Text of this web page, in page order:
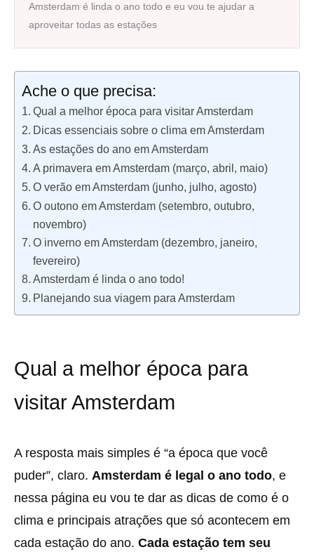
Amsterdam é linda o ano todo e eu vou te ajudar a
aproveitar todas as estações
Ache o que precisa:
Qual a melhor época para visitar Amsterdam
Dicas essenciais sobre o clima em Amsterdam
As estações do ano em Amsterdam
A primavera em Amsterdam (março, abril, maio)
O verão em Amsterdam (junho, julho, agosto)
O outono em Amsterdam (setembro, outubro,
novembro)
O inverno em Amsterdam (dezembro, janeiro,
fevereiro)
Amsterdam é linda o ano todo!
Planejando sua viagem para Amsterdam
Qual a melhor época para
visitar Amsterdam
A resposta mais simples é “a época que você
puder”, claro. Amsterdam é legal o ano todo, e
nessa página eu vou te dar as dicas de como é o
clima e principais atrações que só acontecem em
cada estação do ano. Cada estação tem seu